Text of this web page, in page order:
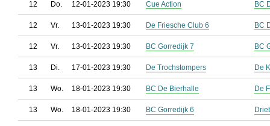
12 Do. 12-01-2023 19:30 Cue Action BC
12 Vr. 13-01-2023 19:30 De Friesche Club 6 BC
12 Vr. 13-01-2023 19:30 BC Gorredijk 7 BC
13 Di. 17-01-2023 19:30 De Trochstompers De
13 Wo. 18-01-2023 19:30 BC De Bierhalle De
13 Wo. 18-01-2023 19:30 BC Gorredijk 6